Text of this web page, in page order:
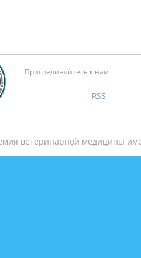
Присоединяйтесь к нам
RSS
ветеринарной медицины